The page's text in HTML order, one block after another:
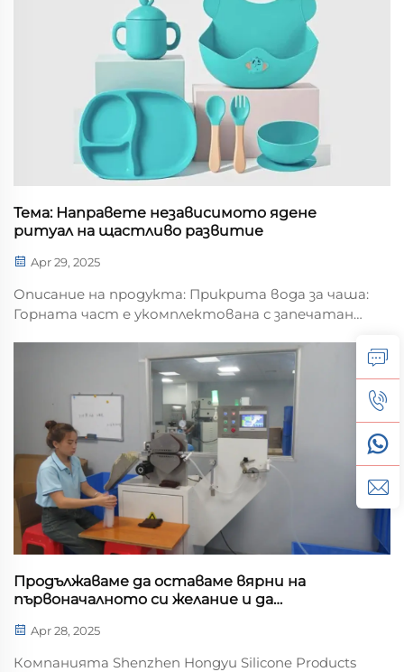
Тема: Направете независимото ядене
ритуал на щастливо развитие
Apr 29, 2025
Описание на продукта: Прикрита вода за чаша:
Горната част е укомплектована с запечатан
Тялото на чашата има гладки линии и е
подходящо за малки ръце да го държат. Чиния с
три отсека: Применява се арчен дизайниран
разделител...
Продължаваме да оставаме вярни на
първоначалното си желание и да
хранителни силиконови тръби.
Apr 28, 2025
Компанията Shenzhen Hongyu Silicone Products